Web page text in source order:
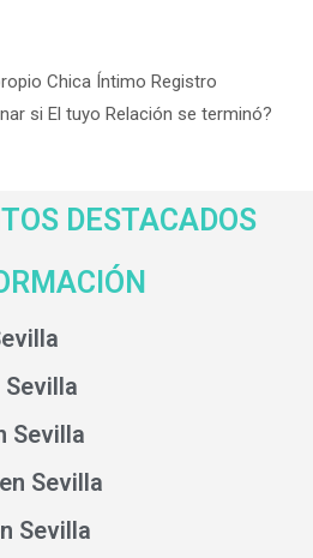
Chica Íntimo Registro
si El tuyo Relación se terminó?
DESTACADOS
Sevilla
Sevilla
Sevilla